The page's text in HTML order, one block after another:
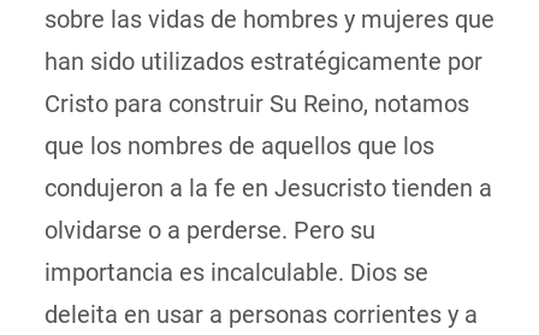
sobre las vidas de hombres y mujeres que
han sido utilizados estratégicamente por
Cristo para construir Su Reino, notamos
que los nombres de aquellos que los
condujeron a la fe en Jesucristo tienden a
olvidarse o a perderse. Pero su
importancia es incalculable. Dios se
deleita en usar a personas corrientes y a